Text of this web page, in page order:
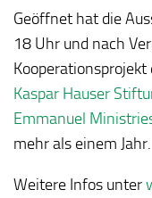
Geöffnet hat die
18 Uhr und nach
Kooperationsprojekt
Kaspar Hauser
Emmanuel
mehr als einem Jahr.
Weitere Infos unter